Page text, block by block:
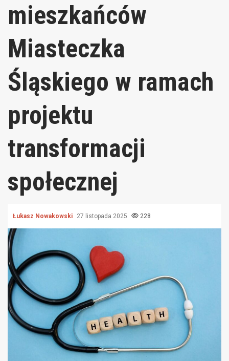
mieszkańców
Miasteczka
Śląskiego w ramach
projektu
transformacji
społecznej
Łukasz Nowakowski 27 listopada 2025 228